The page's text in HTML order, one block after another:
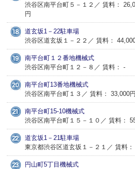
渋谷区南平台町５－１２／ 賃料：
円
道玄坂1－22駐車場
渋谷区道玄坂１－２２／ 賃料：
南平台町１２番地機械式
渋谷区南平台町１２－８／ 賃料： -
南平台町13番地機械式
渋谷区南平台町１３／ 賃料： 33,000円
南平台町15-10機械式
渋谷区南平台町１５－１０／ 賃料：
道玄坂1－21駐車場
東京都渋谷区道玄坂１－２１／ 賃料：
円山町5丁目機械式